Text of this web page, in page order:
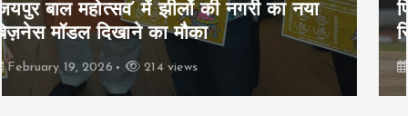
पिम्स मेवाड़ कप 2026: क्रॉसवर्ड व आदित्यम
रियल स्टेट्स ने मुकाबले जीते
February 19, 2026 167 views